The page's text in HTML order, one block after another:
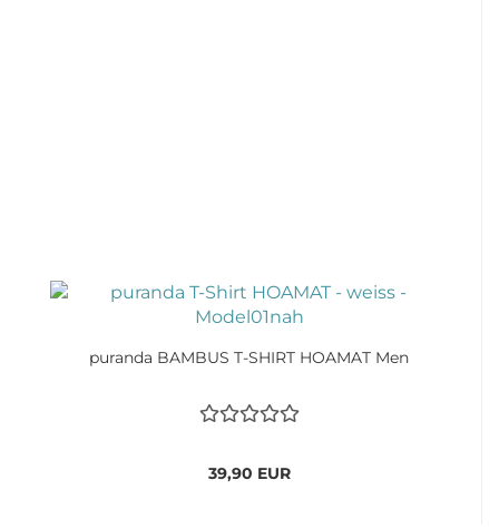
puranda BAMBUS T-SHIRT HOAMAT Men
39,90 EUR